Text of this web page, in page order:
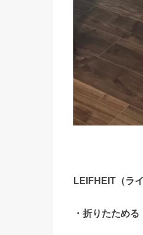
LEIFHEIT（ラ
・折りたためる